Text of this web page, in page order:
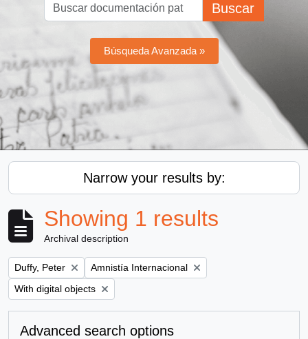
Buscar
Búsqueda Avanzada »
Narrow your results by:
Showing 1 results
Archival description
Remove filter:
Duffy, Peter Remove filter:
Amnistía Internacional
Remove filter:
With digital objects
Advanced search options